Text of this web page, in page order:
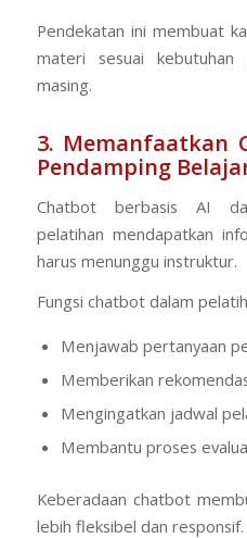
Pendekatan ini membuat
materi sesuai kebutuhan
masing.
3. Memanfaatkan
Pendamping
Chatbot berbasis AI
pelatihan mendapatkan
harus menunggu instruktur.
Fungsi chatbot dalam
Menjawab pertanyaan
Memberikan
Mengingatkan jadwal
Membantu proses
Keberadaan chatbot
lebih fleksibel dan responsif.